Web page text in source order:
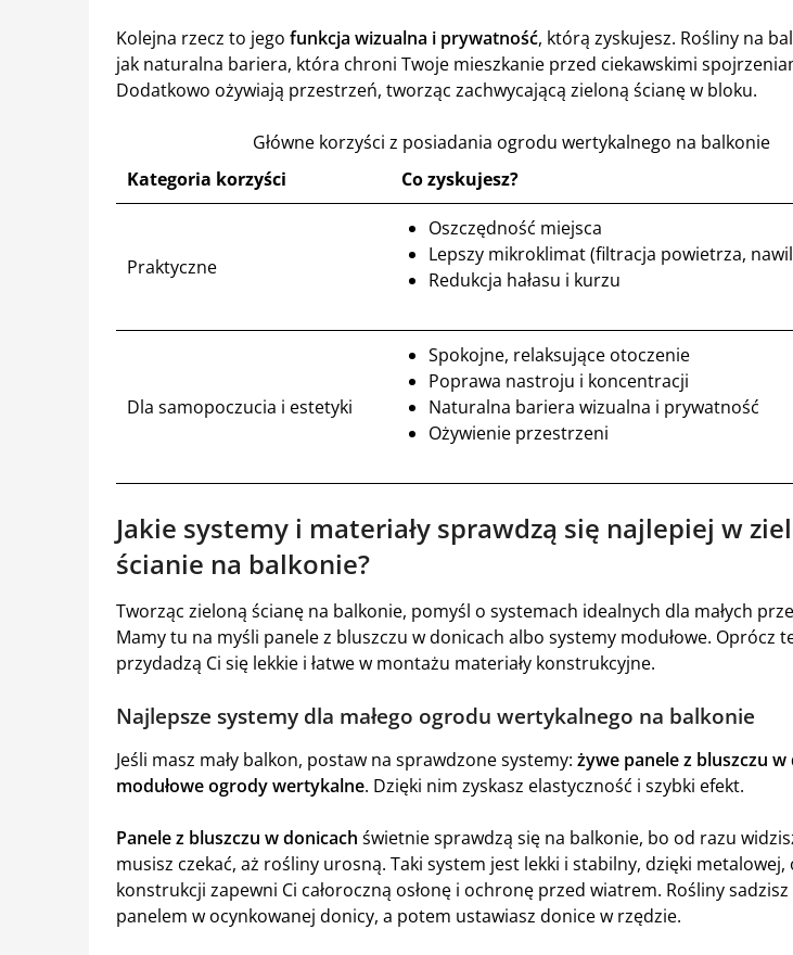
Kolejna rzecz to jego funkcja wizualna i prywatność, którą zyskujesz. Rośliny na
jak naturalna bariera, która chroni Twoje mieszkanie przed ciekawskimi
Dodatkowo ożywiają przestrzeń, tworząc zachwycającą zieloną ścianę w bloku.
Główne korzyści z posiadania ogrodu wertykalnego na balkonie
Kategoria korzyści
Co zyskujesz?
Praktyczne
Oszczędność miejsca
Lepszy mikroklimat (filtracja powietrza,
Redukcja hałasu i kurzu
Dla samopoczucia i estetyki
Spokojne, relaksujące otoczenie
Poprawa nastroju i koncentracji
Naturalna bariera wizualna i prywatność
Ożywienie przestrzeni
Jakie systemy i materiały sprawdzą się najlepiej w
ścianie na balkonie?
Tworząc zieloną ścianę na balkonie, pomyśl o systemach idealnych dla małych
Mamy tu na myśli panele z bluszczu w donicach albo systemy modułowe. Oprócz
przydadzą Ci się lekkie i łatwe w montażu materiały konstrukcyjne.
Najlepsze systemy dla małego ogrodu wertykalnego na balkonie
Jeśli masz mały balkon, postaw na sprawdzone systemy: żywe panele z bluszczu w
modułowe ogrody wertykalne. Dzięki nim zyskasz elastyczność i szybki efekt.
Panele z bluszczu w donicach świetnie sprawdzą się na balkonie, bo od razu
musisz czekać, aż rośliny urosną. Taki system jest lekki i stabilny, dzięki metalowej,
konstrukcji zapewni Ci całoroczną osłonę i ochronę przed wiatrem. Rośliny
panelem w ocynkowanej donicy, a potem ustawiasz donice w rzędzie.